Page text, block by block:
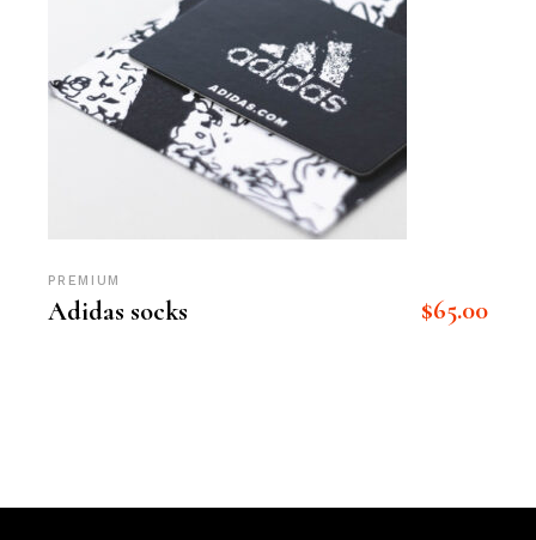
PREMIUM
Adidas socks $65.00